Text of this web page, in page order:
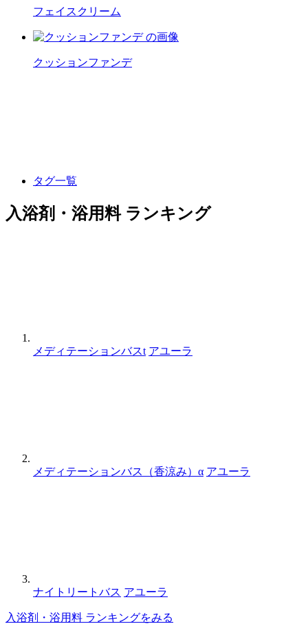
フェイスクリーム
クッションファンデ
タグ一覧
入浴剤・浴用料 ランキング
メディテーションバスt アユーラ
メディテーションバス（香涼み）α アユーラ
ナイトリートバス アユーラ
入浴剤・浴用料 ランキングをみる